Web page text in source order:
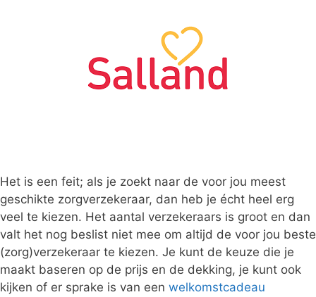
Het is een feit; als je zoekt naar de voor jou meest
geschikte zorgverzekeraar, dan heb je écht heel erg
veel te kiezen. Het aantal verzekeraars is groot en dan
valt het nog beslist niet mee om altijd de voor jou beste
(zorg)verzekeraar te kiezen. Je kunt de keuze die je
maakt baseren op de prijs en de dekking, je kunt ook
kijken of er sprake is van een welkomstcadeau